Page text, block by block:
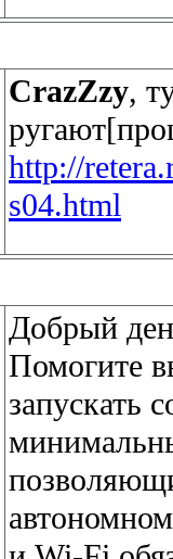
CrazZzy,
http://
s04.html
Добрый
Помогите
запускать